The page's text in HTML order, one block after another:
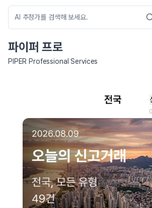
파이퍼 프로
PIPER Professional Services